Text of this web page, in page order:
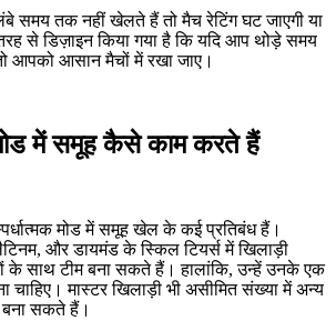
समय तक नहीं खेलते हैं तो मैच रेटिंग घट जाएगी या
से डिज़ाइन किया गया है कि यदि आप थोड़े समय
आपको आसान मैचों में रखा जाए।
मोड में समूह कैसे काम करते हैं
मोड में समूह खेल के कई प्रतिबंध हैं।
और डायमंड के स्किल टियर्स में खिलाड़ी
के साथ टीम बना सकते हैं। हालांकि, उन्हें उनके एक
चाहिए। मास्टर खिलाड़ी भी असीमित संख्या में अन्य
सकते हैं।